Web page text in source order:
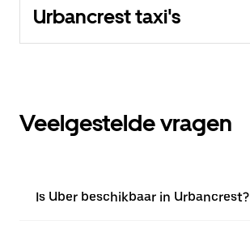
Urbancrest taxi's
Veelgestelde vragen
Is Uber beschikbaar in Urbancrest?